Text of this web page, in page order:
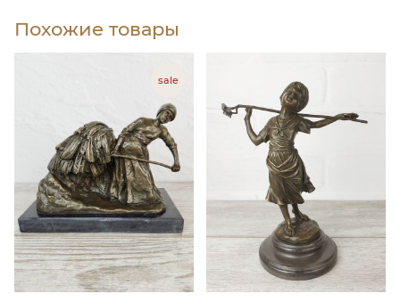
Похожие товары